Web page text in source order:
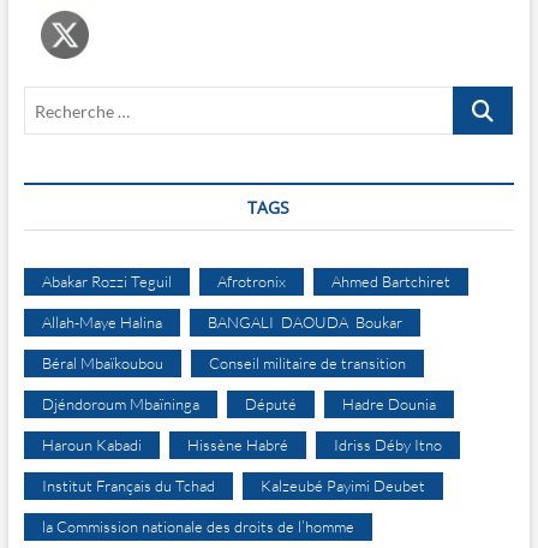
Le
Tchad
et
signent
d’entente
Recherche
TAGS
Abakar Rozzi Teguil Afrotronix Ahmed Bartchiret
Allah-Maye Halina BANGALI DAOUDA Boukar
Béral Mbaïkoubou Conseil militaire de transition
Djéndoroum Mbaïninga Député Hadre Dounia
Haroun Kabadi Hissène Habré Idriss Déby Itno
Institut Français du Tchad Kalzeubé Payimi Deubet
la Commission nationale des droits de l’homme